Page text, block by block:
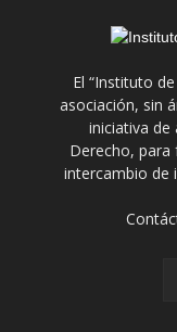
El “Instituto
asociación, sin
iniciativa de
Derecho,
intercambio de